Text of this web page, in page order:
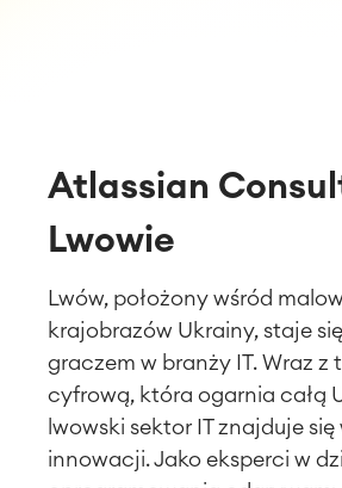
Atlassian
Lwowie
Lwów, położony wśród
krajobrazów Ukrainy, staje
graczem w branży IT. Wraz z
cyfrową, która ogarnia całą
lwowski sektor IT znajduje
innowacji. Jako eksperci w